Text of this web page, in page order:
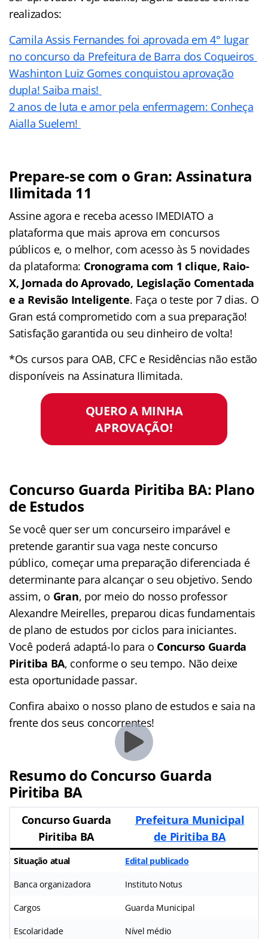
realizados:
Camila Assis Fernandes foi aprovada em 4° lugar
no concurso da Prefeitura de Barra dos Coqueiros
Washinton Luiz Gomes conquistou aprovação
dupla! Saiba mais!
2 anos de luta e amor pela enfermagem: Conheça
Aialla Suelem!
Prepare-se com o Gran: Assinatura
Ilimitada 11
Assine agora e receba acesso IMEDIATO a
plataforma que mais aprova em concursos
públicos e, o melhor, com acesso às 5 novidades
da plataforma: Cronograma com 1 clique, Raio-
X, Jornada do Aprovado, Legislação Comentada
e a Revisão Inteligente. Faça o teste por 7 dias. O
Gran está comprometido com a sua preparação!
Satisfação garantida ou seu dinheiro de volta!
*Os cursos para OAB, CFC e Residências não estão
disponíveis na Assinatura Ilimitada.
QUERO A MINHA
APROVAÇÃO!
Concurso Guarda Piritiba BA: Plano
de Estudos
Se você quer ser um concurseiro imparável e
pretende garantir sua vaga neste concurso
público, começar uma preparação diferenciada é
determinante para alcançar o seu objetivo. Sendo
assim, o Gran, por meio do nosso professor
Alexandre Meirelles, preparou dicas fundamentais
de plano de estudos por ciclos para iniciantes.
Você poderá adaptá-lo para o Concurso Guarda
Piritiba BA, conforme o seu tempo. Não deixe
esta oportunidade passar.
Confira abaixo o nosso plano de estudos e saia na
frente dos seus concorrentes!
Resumo do Concurso Guarda
Piritiba BA
Concurso Guarda
Piritiba BA
Prefeitura Municipal
de Piritiba BA
Situação atual Edital publicado
Banca organizadora Instituto Notus
Cargos Guarda Municipal
Escolaridade Nível médio